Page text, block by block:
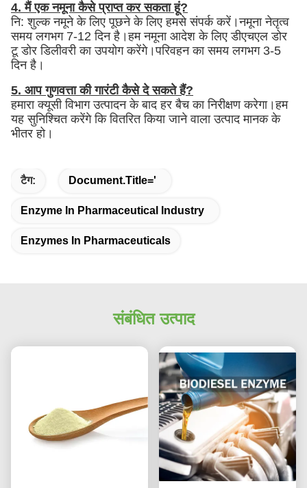
4. मैं एक नमूना कैसे प्राप्त कर सकता हूं?
नि: शुल्क नमूने के लिए पूछने के लिए हमसे संपर्क करें।नमूना नेतृत्व
समय लगभग 7-12 दिन है।हम नमूना आदेश के लिए डीएचएल डोर
टू डोर डिलीवरी का उपयोग करेंगे।परिवहन का समय लगभग 3-5
दिन है।
5. आप गुणवत्ता की गारंटी कैसे दे सकते हैं?
हमारा क्यूसी विभाग उत्पादन के बाद हर बैच का निरीक्षण करेगा।हम
यह सुनिश्चित करेंगे कि वितरित किया जाने वाला उत्पाद मानक के
भीतर हो।
टैग: Document.title='
Enzyme In Pharmaceutical Industry
Enzymes In Pharmaceuticals
संबंधित उत्पाद